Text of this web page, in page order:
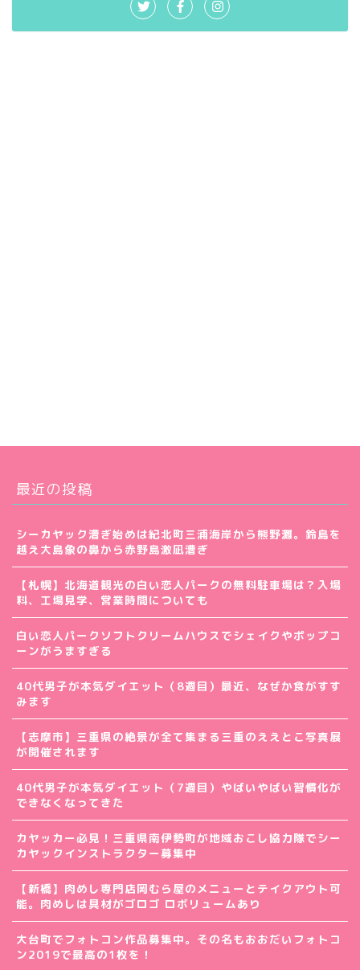
最近の投稿
シーカヤック漕ぎ始めは紀北町三浦海岸から熊野灘。鈴島を
越え大島象の鼻から赤野島激凪漕ぎ
【札幌】北海道観光の白い恋人パークの無料駐車場は？入場
料、工場見学、営業時間についても
白い恋人パークソフトクリームハウスでシェイクやポップコ
ーンがうますぎる
40代男子が本気ダイエット（8週目）最近、なぜか食がすす
みます
【志摩市】三重県の絶景が全て集まる三重のええとこ写真展
が開催されます
40代男子が本気ダイエット（7週目）やばいやばい習慣化が
できなくなってきた
カヤッカー必見！三重県南伊勢町が地域おこし協力隊でシー
カヤックインストラクター募集中
【新橋】肉めし専門店岡むら屋のメニューとテイクアウト可
能。肉めしは具材がゴロゴ ロボリュームあり
大台町でフォトコン作品募集中。その名もおおだいフォトコ
ン2019で最高の1枚を！